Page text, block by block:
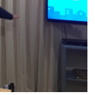
の
記
事
事
へ
＞